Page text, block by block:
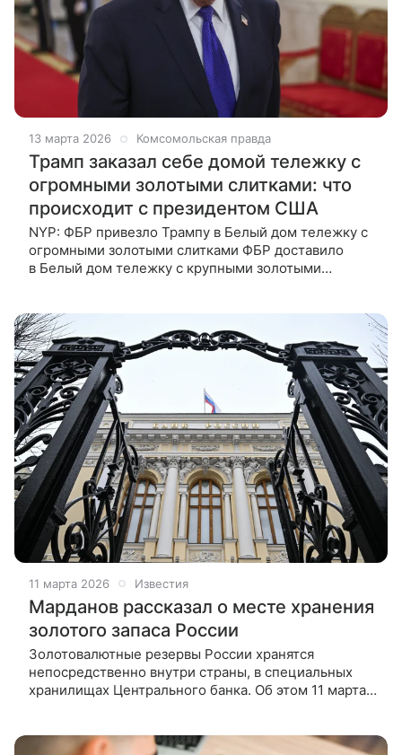
13 марта 2026 Комсомольская правда
Трамп заказал себе домой тележку с
огромными золотыми слитками: что
происходит с президентом США
NYP: ФБР привезло Трампу в Белый дом тележку с
огромными золотыми слитками ФБР доставило
в Белый дом тележку с крупными золотыми
11 марта 2026 Известия
Марданов рассказал о месте хранения
золотого запаса России
Золотовалютные резервы России хранятся
непосредственно внутри страны, в специальных
хранилищах Центрального банка. Об этом 11 марта